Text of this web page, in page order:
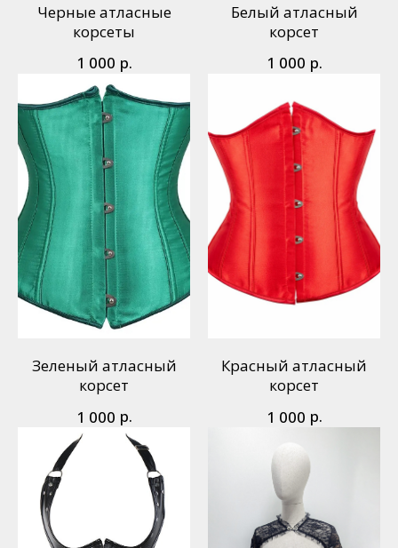
Черные атласные
корсеты
1 000 р.
Белый атласный
корсет
1 000 р.
Зеленый атласный
корсет
1 000 р.
Красный атласный
корсет
1 000 р.